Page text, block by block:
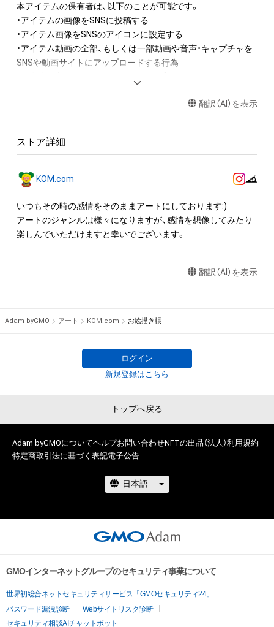
本アイテムの保有者は、以下のことが可能です。
・アイテムの画像をSNSに投稿する
・アイテム画像をSNSのアイコンに設定する
・アイテム動画の全部、もしくは一部動画や音声・キャプチャを
SNSや動画サイトにアップロードする行為
・アイテムの画像を使用してメッセージカードを制作し友達に
アイテムに関する注意事項
ロゴ等を含みますがこれらに限られません。)にかかる知的財産
権(著作権、特許権、実用新案権、商標権、意匠権その他の知的財
産権(それらの権利を取得し、又はそれらの権利につき登録等を
出願する権利を含みます。)を意味します。)は、本アイテムの著
作権を有する方、著作隣接権の権利者またはその管理委託を受
アイテムの保有者が有する権利」の範囲を超えた行為、知的財産
せん。)を行うことはできません。
・本アイテムに関する創作物の利用については、公序良俗や法令
Instagram
www.instagram.com/kom__art.jp/
翻訳（AI）を表示
ストア詳細
KOM.com
いつもその時の感情をそのままアートにしております:)
アートのジャンルは様々になりますが、感情を想像してみたり
楽しんでいただけますと幸いでございます。
翻訳（AI）を表示
Adam byGMO アート KOM.com お絵描き帳
ログイン
新規登録はこちら
トップへ戻る
Adam byGMOについてヘルプお問い合わせNFTの出品（法人）利用規約
特定商取引法に基づく表記電子公告
GMOインターネットグループのセキュリティ事業について
世界初総合ネットセキュリティサービス「GMOセキュリティ24」
パスワード漏洩診断
Webサイトリスク診断
セキュリティ相談AIチャットボット